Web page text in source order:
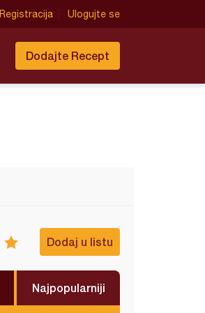
Registracija Ulogujte se
Dodajte Recept
Dodaj u listu
Najpopularniji